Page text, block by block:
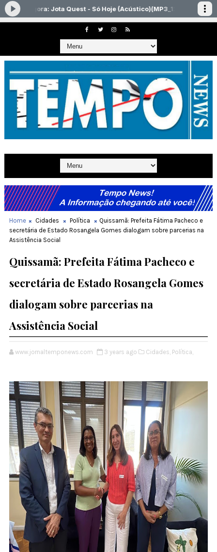
Home Cidades Política
Quissamã: Prefeita Fátima Pacheco e
secretária de Estado Rosangela Gomes dialogam sobre parcerias na
Assistência Social
Quissamã: Prefeita Fátima Pacheco e
secretária de Estado Rosangela Gomes
dialogam sobre parcerias na
Assistência Social
www.jornaltemponews.com 3 years ago Cidades, Política,